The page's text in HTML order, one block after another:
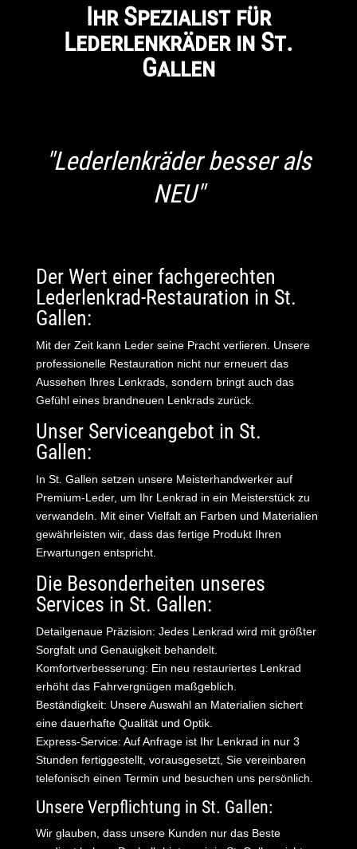
Ihr Spezialist für
Lederlenkräder in St.
Gallen
"Lederlenkräder besser als
NEU"
Der Wert einer fachgerechten
Lederlenkrad-Restauration in St.
Gallen:
Mit der Zeit kann Leder seine Pracht verlieren. Unsere
professionelle Restauration nicht nur erneuert das
Aussehen Ihres Lenkrads, sondern bringt auch das
Gefühl eines brandneuen Lenkrads zurück.
Unser Serviceangebot in St.
Gallen:
In St. Gallen setzen unsere Meisterhandwerker auf
Premium-Leder, um Ihr Lenkrad in ein Meisterstück zu
verwandeln. Mit einer Vielfalt an Farben und Materialien
gewährleisten wir, dass das fertige Produkt Ihren
Erwartungen entspricht.
Die Besonderheiten unseres
Services in St. Gallen:
Detailgenaue Präzision: Jedes Lenkrad wird mit größter
Sorgfalt und Genauigkeit behandelt.
Komfortverbesserung: Ein neu restauriertes Lenkrad
erhöht das Fahrvergnügen maßgeblich.
Beständigkeit: Unsere Auswahl an Materialien sichert
eine dauerhafte Qualität und Optik.
Express-Service: Auf Anfrage ist Ihr Lenkrad in nur 3
Stunden fertiggestellt, vorausgesetzt, Sie vereinbaren
telefonisch einen Termin und besuchen uns persönlich.
Unsere Verpflichtung in St. Gallen:
Wir glauben, dass unsere Kunden nur das Beste